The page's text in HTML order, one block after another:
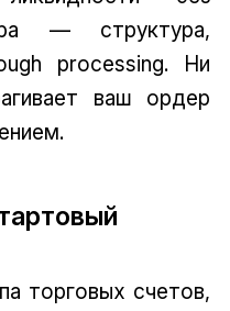
— структура,
processing. Ни
ваш ордер
торговых счетов,